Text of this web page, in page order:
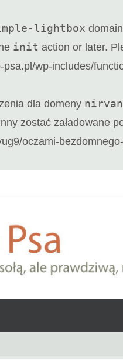
lightbox
init action or later.
wp-includes/
dla domeny
zostać załadowane
oczami-